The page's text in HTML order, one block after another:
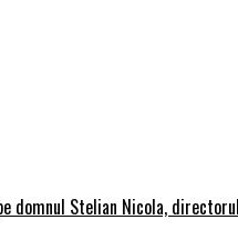
domnul Stelian Nicola,